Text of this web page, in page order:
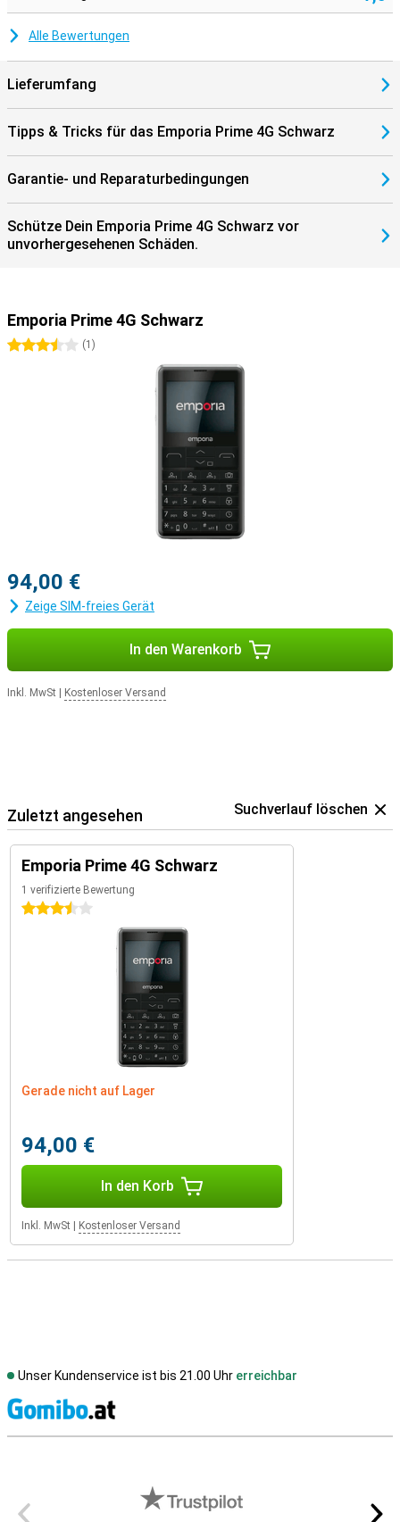
Alle Bewertungen
Lieferumfang
Tipps & Tricks für das Emporia Prime 4G Schwarz
Garantie- und Reparaturbedingungen
Schütze Dein Emporia Prime 4G Schwarz vor
unvorhergesehenen Schäden.
Emporia Prime 4G Schwarz
3.5 Sterne
(1 )
94,00 €
Zeige SIM-freies Gerät
In den Warenkorb
Inkl. MwSt Kostenloser Versand
Zuletzt angesehen Suchverlauf löschen
Emporia Prime 4G Schwarz
1 verifizierte Bewertung
3.5 Sterne
Gerade nicht auf Lager
94,00 €
In den Korb
Inkl. MwSt Kostenloser Versand
Unser Kundenservice ist bis 21.00 Uhr erreichbar